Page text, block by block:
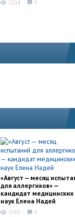
2114 0
«Август — месяц
для аллергиков» —
кандидат медицинских
наук Елена Надей
1161 0